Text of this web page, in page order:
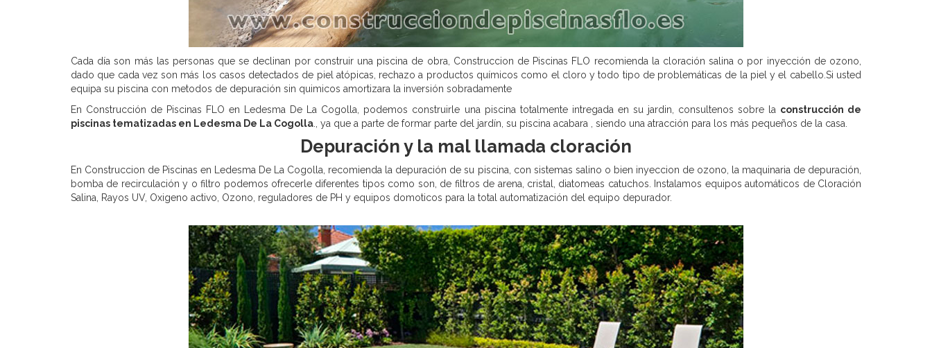
Cada día son más las personas que se declinan por construir una piscina de obra, Construccion de Piscinas FLO recomienda la cloración salina o por inyección de ozono,
dado que cada vez son más los casos detectados de piel atópicas, rechazo a productos químicos como el cloro y todo tipo de problemáticas de la piel y el cabello.Si usted
equipa su piscina con metodos de depuración sin quimicos amortizara la inversión sobradamente
En Construcción de Piscinas FLO en Ledesma De La Cogolla, podemos construirle una piscina totalmente intregada en su jardin, consultenos sobre la construcción de
piscinas tematizadas en Ledesma De La Cogolla ., ya que a parte de formar parte del jardín, su piscina acabara , siendo una atracción para los más pequeños de la casa.
Depuración y la mal llamada cloración
En Construccion de Piscinas en Ledesma De La Cogolla, recomienda la depuración de su piscina, con sistemas salino o bien inyeccion de ozono, la maquinaria de depuración,
bomba de recirculación y o filtro podemos ofrecerle diferentes tipos como son, de filtros de arena, cristal, diatomeas catuchos. Instalamos equipos automáticos de Cloración
Salina, Rayos UV, Oxigeno activo, Ozono, reguladores de PH y equipos domoticos para la total automatización del equipo depurador.